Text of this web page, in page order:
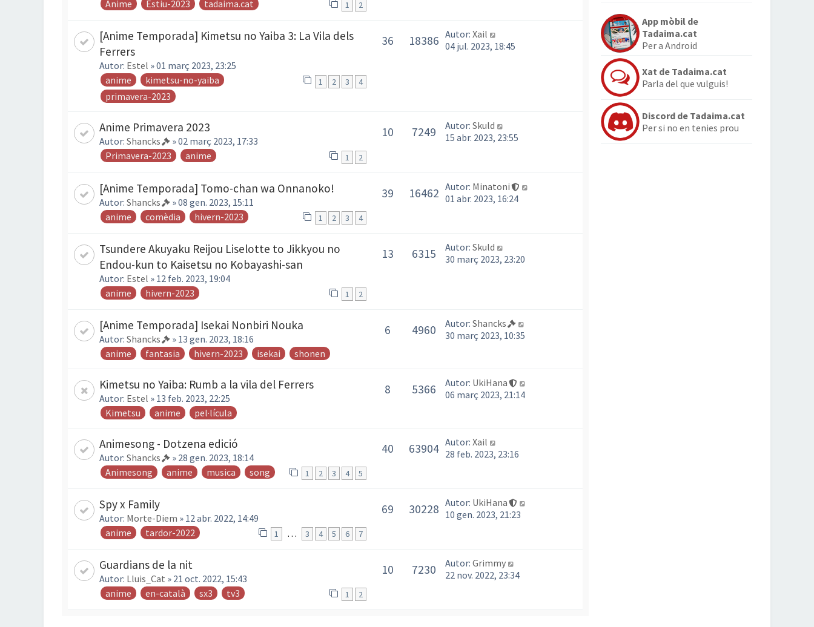
1 2
Anime Estiu-2023 tadaima.cat
[Anime Temporada] Kimetsu no Yaiba 3: La Vila dels
Ferrers
Autor: Estel » 01 març 2023, 23:25
1 2 3 4
anime
kimetsu-no-yaiba
primavera-2023
36 18386 Autor: Xail
04 jul. 2023, 18:45
Anime Primavera 2023
Autor: Shancks » 02 març 2023, 17:33
1 2
Primavera-2023 anime
10 7249 Autor: Skuld
15 abr. 2023, 23:55
[Anime Temporada] Tomo-chan wa Onnanoko!
Autor: Shancks » 08 gen. 2023, 15:11
1 2 3 4
anime comèdia hivern-2023
39 16462 Autor: Minatoni
01 abr. 2023, 16:24
Tsundere Akuyaku Reijou Liselotte to Jikkyou no
Endou-kun to Kaisetsu no Kobayashi-san
Autor: Estel » 12 feb. 2023, 19:04
1 2
anime hivern-2023
13 6315 Autor: Skuld
30 març 2023, 23:20
[Anime Temporada] Isekai Nonbiri Nouka
Autor: Shancks
» 13 gen. 2023, 18:16
anime
fantasia hivern-2023 isekai shonen
6 4960 Autor: Shancks
30 març 2023, 10:35
Kimetsu no Yaiba: Rumb a la vila del Ferrers
Autor: Estel » 13 feb. 2023, 22:25
Kimetsu
anime pel·lícula
8 5366 Autor: UkiHana
06 març 2023, 21:14
Animesong - Dotzena edició
Autor: Shancks » 28 gen. 2023, 18:14
1 2 3 4 5
Animesong anime musica song
40 63904 Autor: Xail
28 feb. 2023, 23:16
Spy x Family
Autor: Morte-Diem » 12 abr. 2022, 14:49
1 … 3 4 5 6 7
anime tardor-2022
69 30228 Autor: UkiHana
10 gen. 2023, 21:23
Guardians de la nit
Autor: Lluis_Cat » 21 oct. 2022, 15:43
1 2
anime en-català sx3 tv3
10 7230 Autor: Grimmy
22 nov. 2022, 23:34
App mòbil de
Tadaima.cat
Per a Android
Xat de Tadaima.cat
Parla del que vulguis!
Discord de Tadaima.cat
Per si no en tenies prou